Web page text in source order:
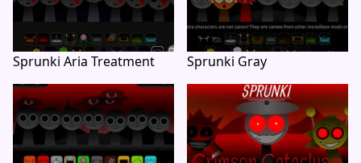
Sprunki Aria Treatment Sprunki Gray